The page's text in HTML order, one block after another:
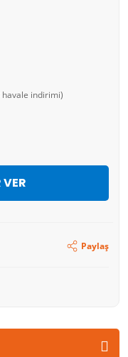
havale indirimi)
VER
Paylaş